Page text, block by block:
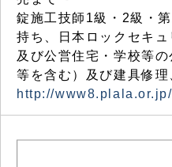
錠施工技師1級・2級・
持ち、日本ロックセキ
及び公営住宅・学校等
等を含む）及び建具修理
http://